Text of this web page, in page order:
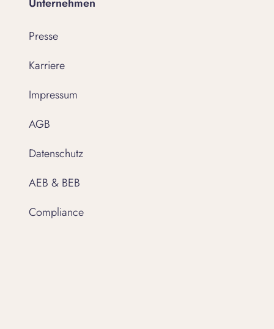
Presse
Karriere
Impressum
AGB
Datenschutz
AEB & BEB
Compliance